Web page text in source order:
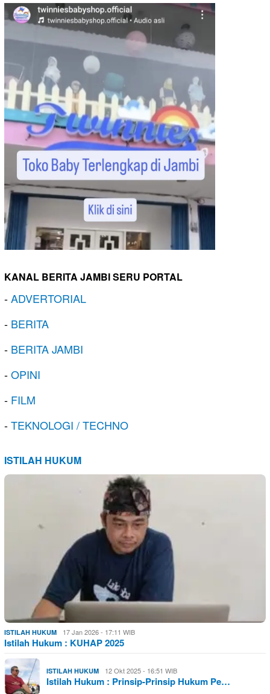
KANAL BERITA JAMBI SERU PORTAL
-ADVERTORIAL
- BERITA
- BERITA JAMBI
-OPINI
- FILM
-TEKNOLOGI / TECHNO
ISTILAH HUKUM
ISTILAH HUKUM 17 Jan 2026 - 17:11 WIB
Istilah Hukum : KUHAP 2025
ISTILAH HUKUM 12 Okt 2025 - 16:51 WIB
Istilah Hukum : Prinsip-Prinsip Hukum Pe…